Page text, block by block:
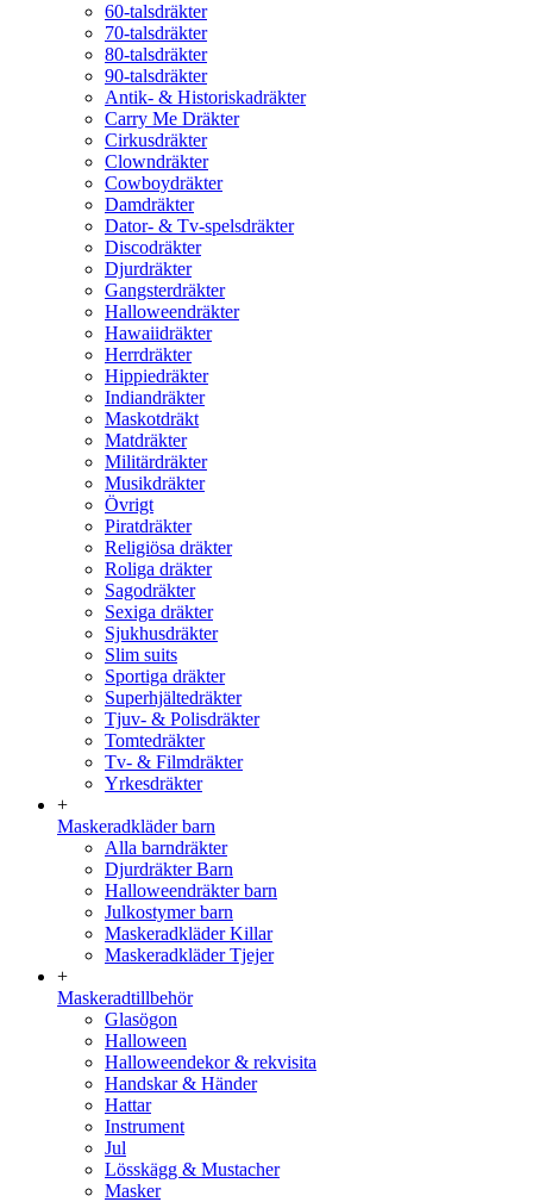
60-talsdräkter
70-talsdräkter
80-talsdräkter
90-talsdräkter
Antik- & Historiskadräkter
Carry Me Dräkter
Cirkusdräkter
Clowndräkter
Cowboydräkter
Damdräkter
Dator- & Tv-spelsdräkter
Discodräkter
Djurdräkter
Gangsterdräkter
Halloweendräkter
Hawaiidräkter
Herrdräkter
Hippiedräkter
Indiandräkter
Maskotdräkt
Matdräkter
Militärdräkter
Musikdräkter
Övrigt
Piratdräkter
Religiösa dräkter
Roliga dräkter
Sagodräkter
Sexiga dräkter
Sjukhusdräkter
Slim suits
Sportiga dräkter
Superhjältedräkter
Tjuv- & Polisdräkter
Tomtedräkter
Tv- & Filmdräkter
Yrkesdräkter
+
Maskeradkläder barn
Alla barndräkter
Djurdräkter Barn
Halloweendräkter barn
Julkostymer barn
Maskeradkläder Killar
Maskeradkläder Tjejer
+
Maskeradtillbehör
Glasögon
Halloween
Halloweendekor & rekvisita
Handskar & Händer
Hattar
Instrument
Jul
Lösskägg & Mustacher
Masker